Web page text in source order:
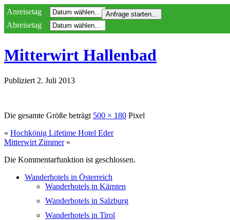
Anreisetag
Abreisetag
Mitterwirt Hallenbad
Publiziert 2. Juli 2013
Die gesamte Größe beträgt 500 × 180 Pixel
« Hochkönig Lifetime Hotel Eder
Mitterwirt Zimmer»
Die Kommentarfunktion ist geschlossen.
Wanderhotels in Österreich
Wanderhotels in Kärnten
Wanderhotels in Salzburg
Wanderhotels in Tirol